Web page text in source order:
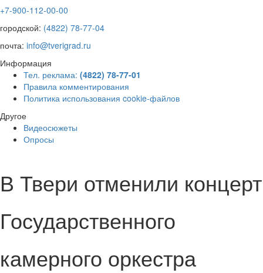
+7-900-112-00-00
городской: (4822) 78-77-04
почта: info@tverigrad.ru
Информация
Тел. реклама: (4822) 78-77-01
Правила комментирования
Политика использования cookie-файлов
Другое
Видеосюжеты
Опросы
В Твери отменили концерт
Государственного
камерного оркестра